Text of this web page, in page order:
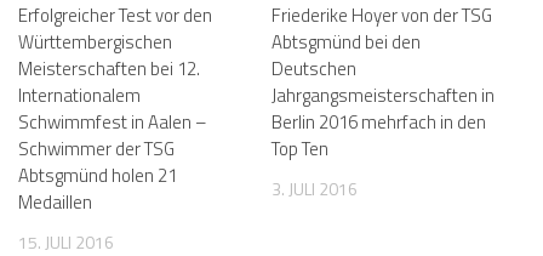
Erfolgreicher Test vor den
Württembergischen
Meisterschaften bei 12.
Internationalem
Schwimmfest in Aalen –
Schwimmer der TSG
Abtsgmünd holen 21
Medaillen
15. JULI 2016
Friederike Hoyer von der TSG
Abtsgmünd bei den
Deutschen
Jahrgangsmeisterschaften in
Berlin 2016 mehrfach in den
Top Ten
3. JULI 2016